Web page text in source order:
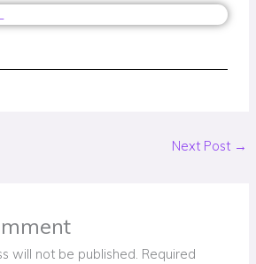
Next Post →
will not be published. Required